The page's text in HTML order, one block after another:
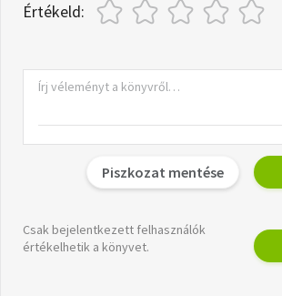
Értékeld:
Piszkozat mentése
Csak bejelentkezett felhasználók
értékelhetik a könyvet.